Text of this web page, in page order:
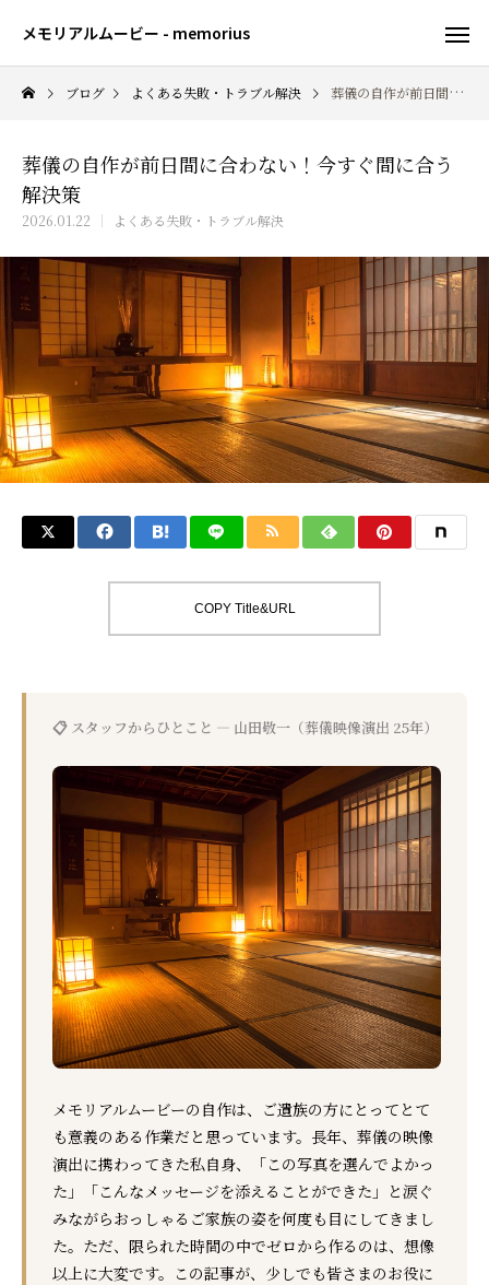
メモリアルムービー - memorius
ブログ よくある失敗・トラブル解決 葬儀の自作が前日間に合わない！今すぐ間に合う解決策
葬儀の自作が前日間に合わない！今すぐ間に合う
解決策
2026.01.22 よくある失敗・トラブル解決
COPY Title&URL
📋 スタッフからひとこと — 山田敬一（葬儀映像演出 25年）
メモリアルムービーの自作は、ご遺族の方にとってとて
も意義のある作業だと思っています。長年、葬儀の映像
演出に携わってきた私自身、「この写真を選んでよかっ
た」「こんなメッセージを添えることができた」と涙ぐ
みながらおっしゃるご家族の姿を何度も目にしてきまし
た。ただ、限られた時間の中でゼロから作るのは、想像
以上に大変です。この記事が、少しでも皆さまのお役に